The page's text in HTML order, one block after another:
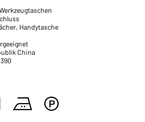
Handytasche
China
b W